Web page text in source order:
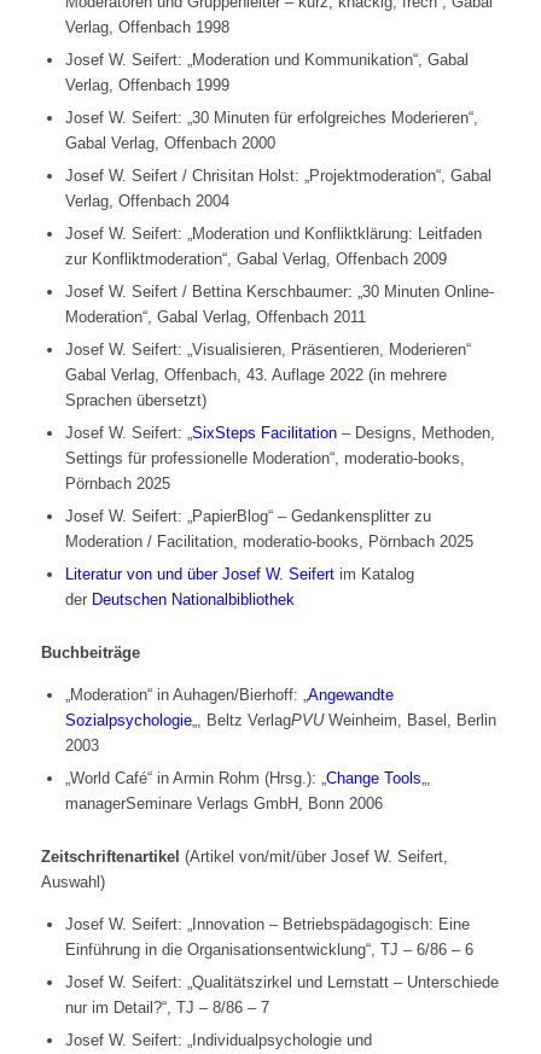
Verlag, Offenbach 1998
Josef W. Seifert: „Moderation und Kommunikation“, Gabal
Verlag, Offenbach 1999
Josef W. Seifert: „30 Minuten für erfolgreiches Moderieren“,
Gabal Verlag, Offenbach 2000
Josef W. Seifert / Chrisitan Holst: „Projektmoderation“, Gabal
Verlag, Offenbach 2004
Josef W. Seifert: „Moderation und Konfliktklärung: Leitfaden
zur Konfliktmoderation“, Gabal Verlag, Offenbach 2009
Josef W. Seifert / Bettina Kerschbaumer: „30 Minuten Online-
Moderation“, Gabal Verlag, Offenbach 2011
Josef W. Seifert: „Visualisieren, Präsentieren, Moderieren“
Gabal Verlag, Offenbach, 43. Auflage 2022 (in mehrere
Sprachen übersetzt)
Josef W. Seifert: „ SixSteps Facilitation– Designs, Methoden,
Settings für professionelle Moderation“, moderatio-books,
Pörnbach 2025
Josef W. Seifert: „PapierBlog“ – Gedankensplitter zu
Moderation / Facilitation, moderatio-books, Pörnbach 2025
Literatur von und über Josef W. Seifertim Katalog
der Deutschen Nationalbibliothek
Buchbeiträge
„Moderation“ in Auhagen/Bierhoff: „ Angewandte
Sozialpsychologie„, Beltz VerlagPVUWeinheim, Basel, Berlin
2003
„World Café“ in Armin Rohm (Hrsg.): „ Change Tools
managerSeminare Verlags GmbH, Bonn 2006
Zeitschriftenartikel (Artikel von/mit/über Josef W. Seifert,
Auswahl)
Josef W. Seifert: „Innovation – Betriebspädagogisch: Eine
Einführung in die Organisationsentwicklung“, TJ – 6/86 – 6
Josef W. Seifert: „Qualitätszirkel und Lernstatt – Unterschiede
nur im Detail?“, TJ – 8/86 – 7
Josef W. Seifert: „Individualpsychologie und